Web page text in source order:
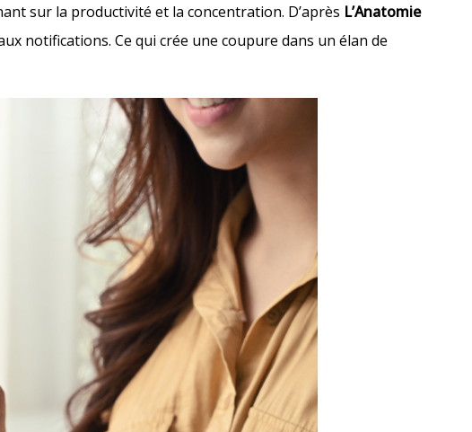
sur la productivité et la concentration. D’après L’Anatomie
notifications. Ce qui crée une coupure dans un élan de